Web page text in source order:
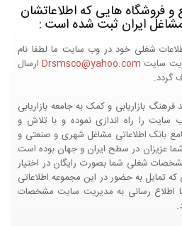
و فروشگاه هایی که اطلاعاتشان
ایران ثبت شده است :
شغلی خود در وب سایت ما لطفا نام
سایت Drsmsco@yahoo.comارسال
گردد.
بازاریابی و کمک به جامعه بازاریابی
سایت را راه اندازی نموده و با تلاش و
جامع بانک اطلاعاتی مشاغل شهری و صنعتی و
عزیزان در سطح ایران و جهان بوده است
شغلی شما بصورت رایگان در اختیار
که تمایل به حضور در این مجموعه اطلاعاتی
با اطلاع رسانی به مدیریت سایت مشخصات